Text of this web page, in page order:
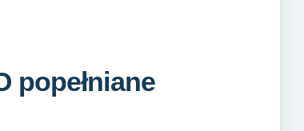
popełniane